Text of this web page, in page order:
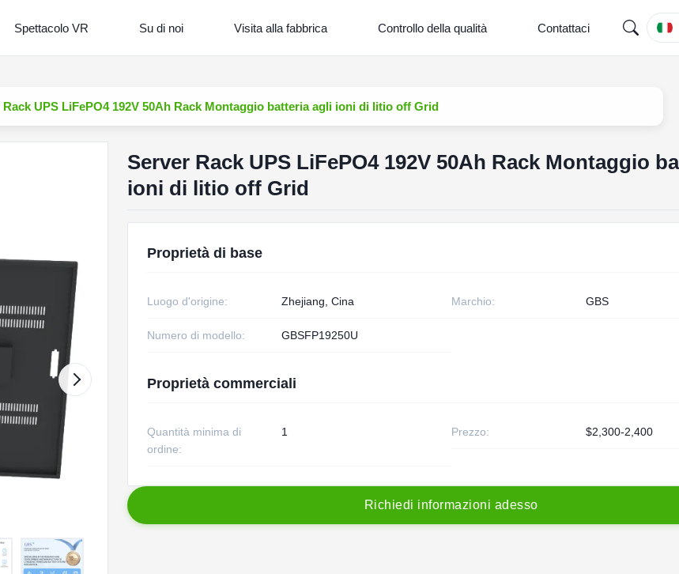
Spettacolo VR Su di noi Visita alla fabbrica Controllo della qualità Contattaci
Rack UPS LiFePO4 192V 50Ah Rack Montaggio batteria agli ioni di litio off Grid
Server Rack UPS LiFePO4 192V 50Ah Rack Montaggio
ioni di litio off Grid
Proprietà di base
Luogo d'origine: Zhejiang, Cina Marchio: GBS
Numero di modello: GBSFP19250U
Proprietà commerciali
Quantità minima di
ordine:
1 Prezzo: $2,300-2,400
Richiedi informazioni adesso